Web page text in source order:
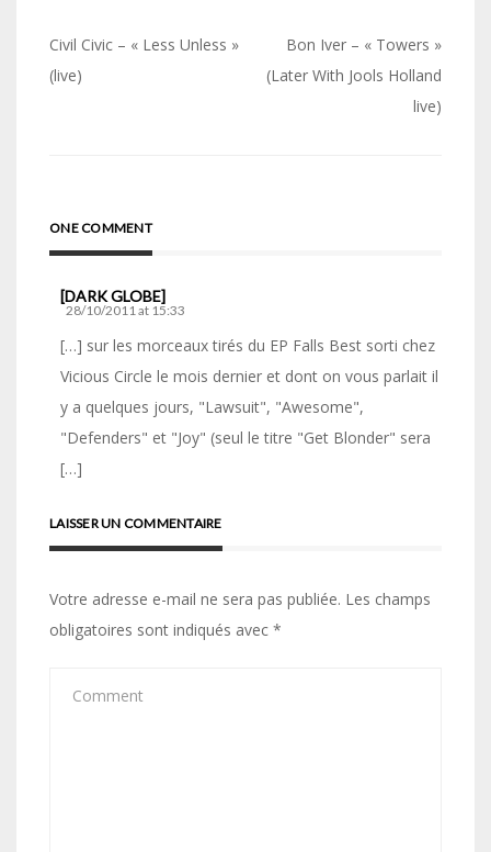
Navigation
de
Civil Civic – « Less Unless »
(live)
Bon Iver – « Towers »
(Later With Jools Holland
live)
ONE COMMENT
[DARK GLOBE]
28/10/2011 at 15:33
[…] sur les morceaux tirés du EP Falls Best sorti chez
Vicious Circle le mois dernier et dont on vous parlait il
y a quelques jours, "Lawsuit", "Awesome",
"Defenders" et "Joy" (seul le titre "Get Blonder" sera
[…]
LAISSER UN COMMENTAIRE
Votre adresse e-mail ne sera pas publiée. Les champs
obligatoires sont indiqués avec *